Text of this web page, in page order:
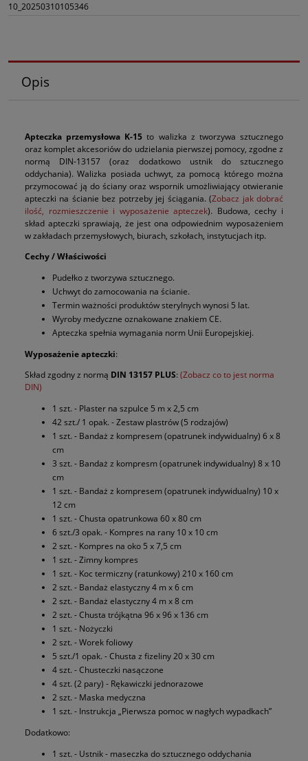
10_20250310105346
Opis
Apteczka przemysłowa K-15 to walizka z tworzywa sztucznego
oraz komplet akcesoriów do udzielania pierwszej pomocy, zgodne z
normą DIN-13157 (oraz dodatkowo ustnik do sztucznego
oddychania). Walizka posiada uchwyt, za pomocą którego można
przymocować ją do ściany oraz wspornik umożliwiający otwieranie
apteczki na ścianie bez potrzeby jej ściągania. (Zobacz jak dobrać
ilość, rozmieszczenie i wyposażenie apteczek). Budowa, cechy i
skład apteczki sprawiają, że jest ona odpowiednim wyposażeniem
w zakładach przemysłowych, biurach, szkołach, instytucjach itp.
Cechy / Właściwości
Pudełko z tworzywa sztucznego.
Uchwyt do zamocowania na ścianie.
Termin ważności produktów sterylnych wynosi 5 lat.
Wyroby medyczne oznakowane znakiem CE.
Apteczka spełnia wymagania norm Unii Europejskiej.
Wyposażenie apteczki:
Skład zgodny z normą DIN 13157 PLUS: (Zobacz co to jest norma
DIN)
1 szt. - Plaster na szpulce 5 m x 2,5 cm
42 szt./ 1 opak. - Zestaw plastrów (5 rodzajów)
1 szt. - Bandaż z kompresem (opatrunek indywidualny) 6 x 8
cm
3 szt. - Bandaż z kompresm (opatrunek indywidualny) 8 x 10
cm
1 szt. - Bandaż z kompresem (opatrunek indywidualny) 10 x
12 cm
1 szt. - Chusta opatrunkowa 60 x 80 cm
6 szt./3 opak. - Kompres na rany 10 x 10 cm
2 szt. - Kompres na oko 5 x 7,5 cm
1 szt. - Zimny kompres
1 szt. - Koc termiczny (ratunkowy) 210 x 160 cm
2 szt. - Bandaż elastyczny 4 m x 6 cm
2 szt. - Bandaż elastyczny 4 m x 8 cm
2 szt. - Chusta trójkątna 96 x 96 x 136 cm
1 szt. - Nożyczki
2 szt. - Worek foliowy
5 szt./1 opak. - Chusta z fizeliny 20 x 30 cm
4 szt. - Chusteczki nasączone
4 szt. (2 pary) - Rękawiczki jednorazowe
2 szt. - Maska medyczna
1 szt. - Instrukcja „Pierwsza pomoc w nagłych wypadkach”
Dodatkowo:
1 szt. - Ustnik - maseczka do sztucznego oddychania